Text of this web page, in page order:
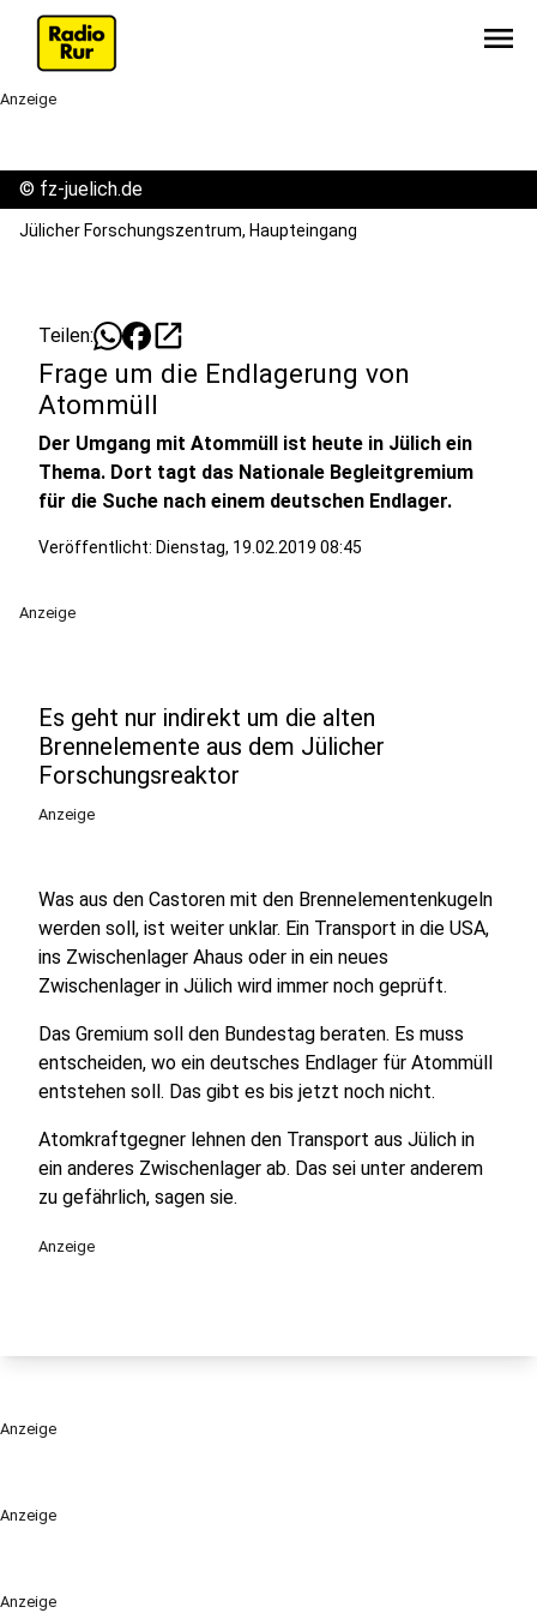
menu
Anzeige
Anzeige
Anzeige
© fz-juelich.de
Jülicher Forschungszentrum, Haupteingang
Teilen: open_in_new
Frage um die Endlagerung von
Atommüll
Der Umgang mit Atommüll ist heute in Jülich ein
Thema. Dort tagt das Nationale Begleitgremium
für die Suche nach einem deutschen Endlager.
Veröffentlicht: Dienstag, 19.02.2019 08:45
Anzeige
Es geht nur indirekt um die alten
Brennelemente aus dem Jülicher
Forschungsreaktor
Anzeige
Was aus den Castoren mit den Brennelementenkugeln
werden soll, ist weiter unklar. Ein Transport in die USA,
ins Zwischenlager Ahaus oder in ein neues
Zwischenlager in Jülich wird immer noch geprüft.
Das Gremium soll den Bundestag beraten. Es muss
entscheiden, wo ein deutsches Endlager für Atommüll
entstehen soll. Das gibt es bis jetzt noch nicht.
Atomkraftgegner lehnen den Transport aus Jülich in
ein anderes Zwischenlager ab. Das sei unter anderem
zu gefährlich, sagen sie.
Anzeige
Anzeige